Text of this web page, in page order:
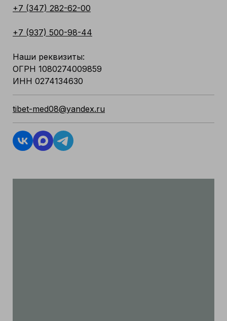
+7 (347) 282-62-00
+7 (937) 500-98-44
Наши реквизиты:
ОГРН 1080274009859
ИНН 0274134630
tibet-med08@yandex.ru